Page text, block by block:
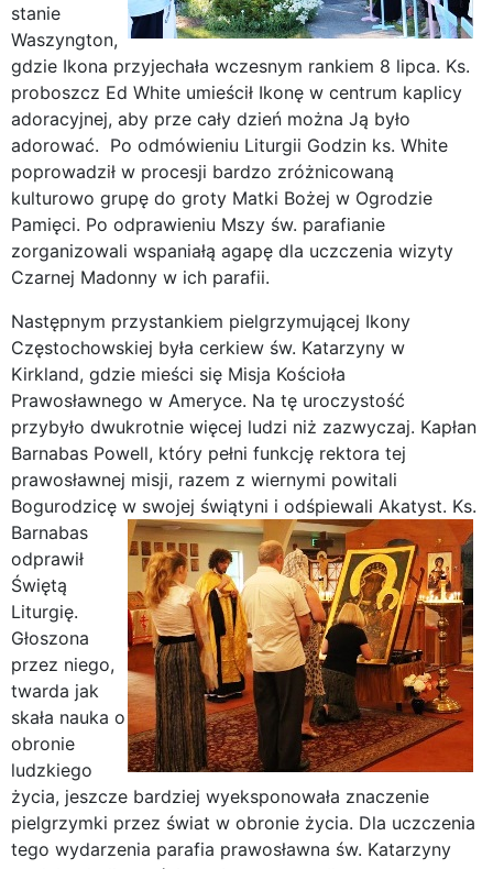
stanie
Waszyngton,
gdzie Ikona przyjechała wczesnym rankiem 8 lipca. Ks.
proboszcz Ed White umieścił Ikonę w centrum kaplicy
adoracyjnej, aby prze cały dzień można Ją było
adorować. Po odmówieniu Liturgii Godzin ks. White
poprowadził w procesji bardzo zróżnicowaną
kulturowo grupę do groty Matki Bożej w Ogrodzie
Pamięci. Po odprawieniu Mszy św. parafianie
zorganizowali wspaniałą agapę dla uczczenia wizyty
Czarnej Madonny w ich parafii.
Następnym przystankiem pielgrzymującej Ikony
Częstochowskiej była cerkiew św. Katarzyny w
Kirkland, gdzie mieści się Misja Kościoła
Prawosławnego w Ameryce. Na tę uroczystość
przybyło dwukrotnie więcej ludzi niż zazwyczaj. Kapłan
Barnabas Powell, który pełni funkcję rektora tej
prawosławnej misji, razem z wiernymi powitali
Bogurodzicę w swojej świątyni i odśpiewali Akatyst. Ks.
Barnabas
odprawił
Świętą
Liturgię.
Głoszona
przez niego,
twarda jak
skała nauka o
obronie
ludzkiego
życia, jeszcze bardziej wyeksponowała znaczenie
pielgrzymki przez świat w obronie życia. Dla uczczenia
tego wydarzenia parafia prawosławna św. Katarzyny